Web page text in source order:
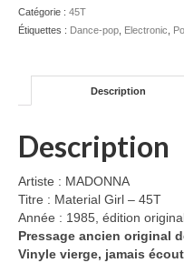
-
45T
Catégorie : 45T
Étiquettes : Dance-pop Electronic
Description
Description
Artiste : MADONNA
Titre : Material Girl – 45T
Année : 1985, édition
Pressage ancien original
Vinyle vierge, jamais